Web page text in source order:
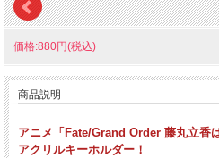
価格:880円(税込)
商品説明
アニメ「Fate/Grand Order 藤丸立香
アクリルキーホルダー！